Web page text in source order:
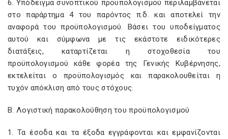
6. Υπόδειγμα συνοπτικού προϋπολογισμού περιλαμβάνεται
στο παράρτημα 4 του παρόντος π.δ. και αποτελεί την
αναφορά του προϋπολογισμού. Βάσει του υποδείγματος
αυτού και σύμφωνα με τις εκάστοτε ειδικότερες
διατάξεις, καταρτίζεται η στοχοθεσία του
προϋπολογισμού κάθε φορέα της Γενικής Κυβέρνησης,
εκτελείται ο προϋπολογισμός και παρακολουθείται η
τυχόν απόκλιση από τους στόχους.
Β. Λογιστική παρακολούθηση του προϋπολογισμού
1. Τα έσοδα και τα έξοδα εγγράφονται και εμφανίζονται